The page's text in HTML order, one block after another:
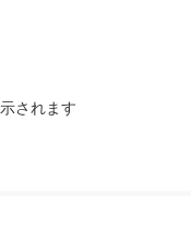
されます